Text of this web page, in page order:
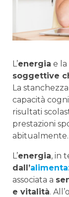
L’energia e la
soggettive
La
capacità
risultati
prestazioni
abitualmente.
L’energia, in
dall’
associata a
e vitalità.